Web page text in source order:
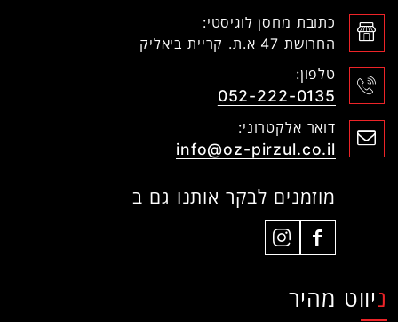
כתובת מחסן לוגיסטי:
החרושת 47 א.ת. קריית ביאליק
טלפון:
052-222-0135
דואר אלקטרוני:
info@oz-pirzul.co.il
מוזמנים לבקר אותנו גם ב
ניווט מהיר